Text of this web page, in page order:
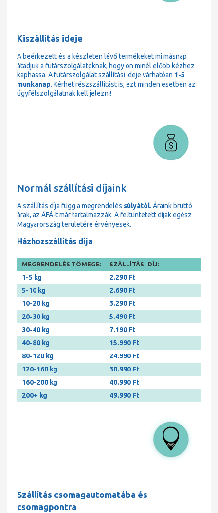
Kiszállítás ideje
A beérkezett és a készleten lévő termékeket mi másnap
átadjuk a futárszolgálatoknak, hogy ön minél előbb kézhez
kaphassa. A futárszolgálat szállítási ideje várhatóan 1-5
munkanap. Kérhet részszállítást is, ezt minden esetben az
ügyfélszolgálatnak kell jelezni!
Normál szállítási díjaink
A szállítás díja függ a megrendelés súlyától. Áraink bruttó
árak, az ÁFÁ-t már tartalmazzák. A feltüntetett díjak egész
Magyarország területére érvényesek.
Házhozszállítás díja
MEGRENDELÉS TÖMEGE: SZÁLLÍTÁSI DÍJ:
1-5 kg
2.290 Ft
5-10 kg
2.690 Ft
10-20 kg
3.290 Ft
20-30 kg
5.490 Ft
30-40 kg
7.190 Ft
40-80 kg
15.990 Ft
80-120 kg
24.990 Ft
120-160 kg
30.990 Ft
160-200 kg
40.990 Ft
200+ kg
49.990 Ft
Szállítás csomagautomatába és
csomagpontra